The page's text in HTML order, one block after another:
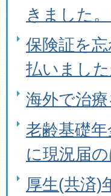
きました
保険証を
払いまし
海外で治
老齢基礎
に現況届
厚生(共済)